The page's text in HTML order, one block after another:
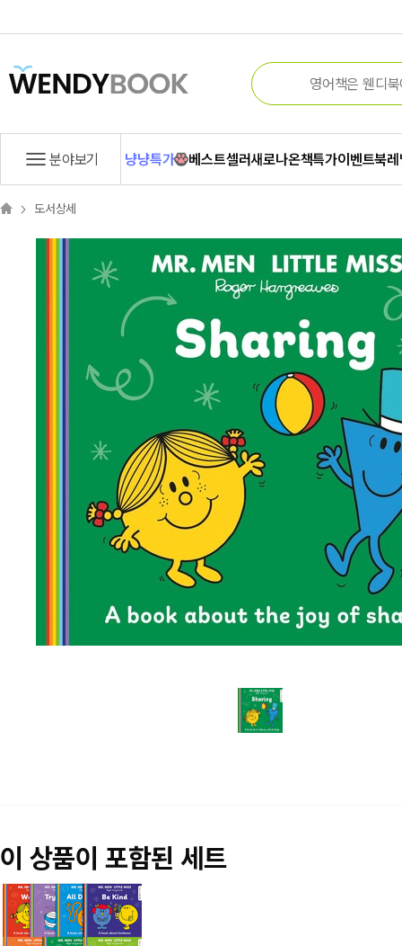
분야보기 냥냥특가 베스트셀러새로나온책특가이벤트북
도서상세
이 상품이 포함된 세트